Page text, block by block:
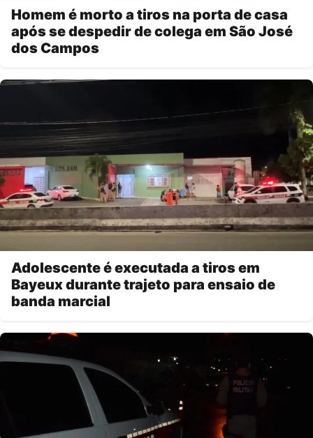
Homem é morto a tiros na porta de casa
após se despedir de colega em São José
dos Campos
Adolescente é executada a tiros em
Bayeux durante trajeto para ensaio de
banda marcial